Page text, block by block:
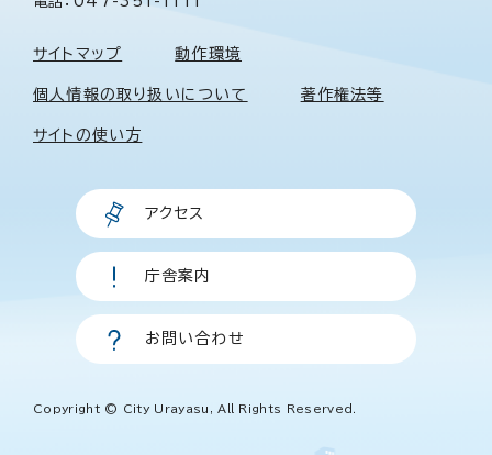
サイトマップ 動作環境
個人情報の取り扱いについて 著作権法等
サイトの使い方
アクセス
庁舎案内
お問い合わせ
Copyright © City Urayasu, All Rights Reserved.